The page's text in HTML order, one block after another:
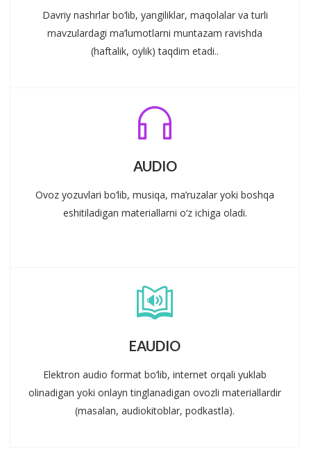
Davriy nashrlar bo‘lib, yangiliklar, maqolalar va turli
mavzulardagi ma’lumotlarni muntazam ravishda
(haftalik, oylik) taqdim etadi..
AUDIO
Ovoz yozuvlari bo‘lib, musiqa, ma’ruzalar yoki boshqa
eshitiladigan materiallarni o‘z ichiga oladi.
EAUDIO
Elektron audio format bo‘lib, internet orqali yuklab
olinadigan yoki onlayn tinglanadigan ovozli materiallardir
(masalan, audiokitoblar, podkastla).